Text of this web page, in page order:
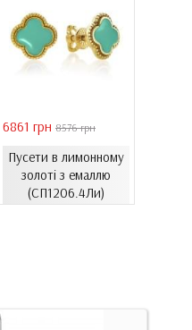
6861 грн 8576 грн
Пусети в лимонному
золоті з емаллю
(СП1206.4Ли)